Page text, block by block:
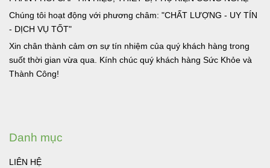
Chúng tôi hoạt động với phương châm: "CHẤT LƯỢNG - UY TÍN
- DỊCH VỤ TỐT"
Xin chân thành cảm ơn sự tín nhiệm của quý khách hàng trong
suốt thời gian vừa qua. Kính chúc quý khách hàng Sức Khỏe và
Thành Công!
Danh mục
LIÊN HỆ